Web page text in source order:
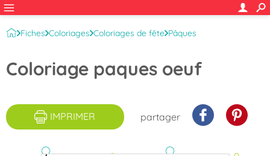
Fiches Coloriages Coloriages de fête Pâques
Coloriage paques oeuf
IMPRIMER partager